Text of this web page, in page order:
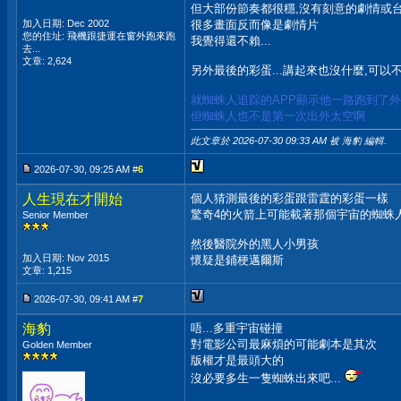
加入日期: Dec 2002
您的住址: 飛機跟捷運在窗外跑來跑
去...
文章: 2,624
但大部份節奏都很穩,沒有刻意的劇情或
很多畫面反而像是劇情片
我覺得還不賴...
另外最後的彩蛋...講起來也沒什麼,可以
就蜘蛛人追踪的APP顯示他一路跑到了
但蜘蛛人也不是第一次出外太空啊
此文章於 2026-07-30 09:33 AM 被 海豹 編輯.
2026-07-30, 09:25 AM #6
人生現在才開始
Senior Member
加入日期: Nov 2015
文章: 1,215
個人猜測最後的彩蛋跟雷霆的彩蛋一樣
驚奇4的火箭上可能載著那個宇宙的蜘蛛
然後醫院外的黑人小男孩
懷疑是鋪梗邁爾斯
2026-07-30, 09:41 AM #7
海豹
Golden Member
唔...多重宇宙碰撞
對電影公司最麻煩的可能劇本是其次
版權才是最頭大的
沒必要多生一隻蜘蛛出來吧...